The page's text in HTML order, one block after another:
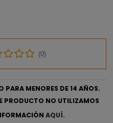
(0)
MENORES DE 14 AÑOS.
PRODUCTO NO UTILIZAMOS
AQUÍ.